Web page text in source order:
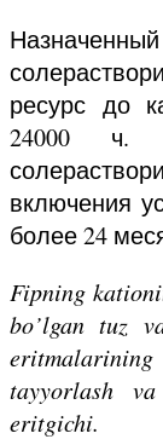
ресурс до
24000 ч.
включения
более 24
Fipning
bo’lgan tuz
tayyorlash
eritgichi.